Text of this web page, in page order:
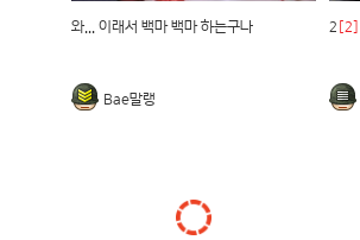
와... 이래서 백마 백마 하는구나
Bae말랭
2 [2]